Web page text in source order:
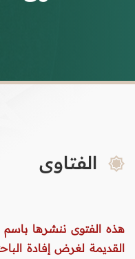
الفتاوى
هذه الفتوى ننشرها باسم
القديمة لغرض إفادة